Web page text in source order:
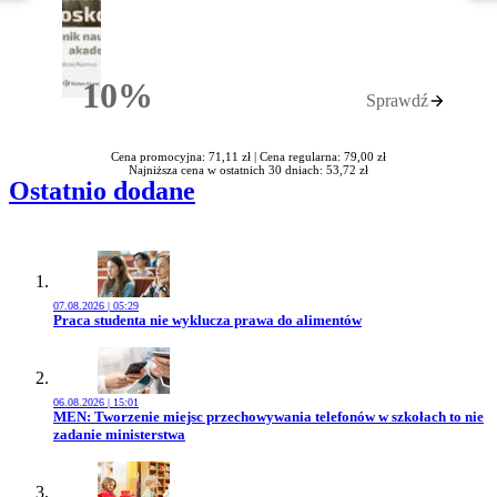
10%Rabatu Sprawdź
Cena promocyjna: 71,11 zł | Cena regularna: 79,00 zł
Najniższa cena w ostatnich 30 dniach: 53,72 zł
Ostatnio dodane
07.08.2026 | 05:29
Przejdź do artykułu:
Praca studenta nie wyklucza prawa do alimentów
06.08.2026 | 15:01
Przejdź do artykułu:
MEN: Tworzenie miejsc przechowywania telefonów w szkołach to nie
zadanie ministerstwa